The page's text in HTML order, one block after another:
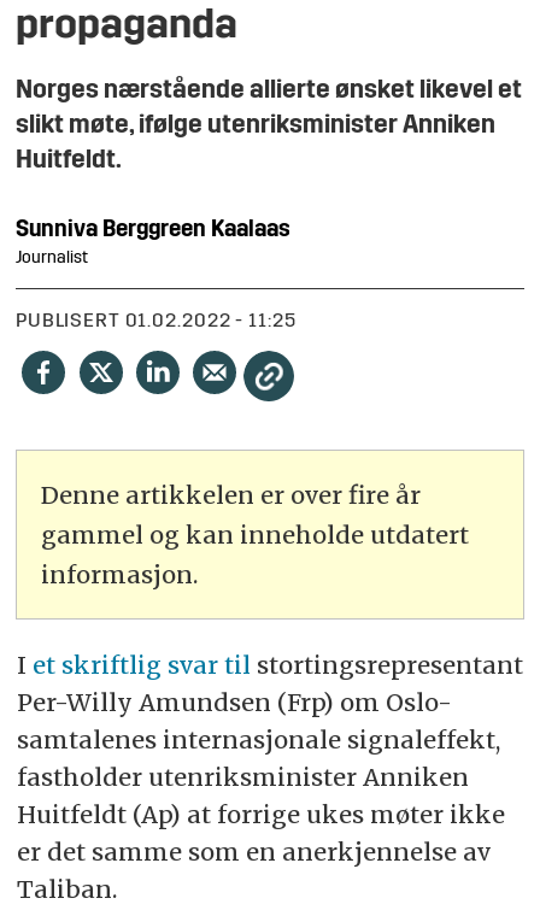
propaganda
Norges nærstående allierte ønsket likevel et
slikt møte, ifølge utenriksminister Anniken
Huitfeldt.
Sunniva Berggreen Kaalaas
Journalist
PUBLISERT 01.02.2022 - 11:25
Denne artikkelen er over fire år
gammel og kan inneholde utdatert
informasjon.
I et skriftlig svar til stortingsrepresentant
Per-Willy Amundsen (Frp) om Oslo-
samtalenes internasjonale signaleffekt,
fastholder utenriksminister Anniken
Huitfeldt (Ap) at forrige ukes møter ikke
er det samme som en anerkjennelse av
Taliban.